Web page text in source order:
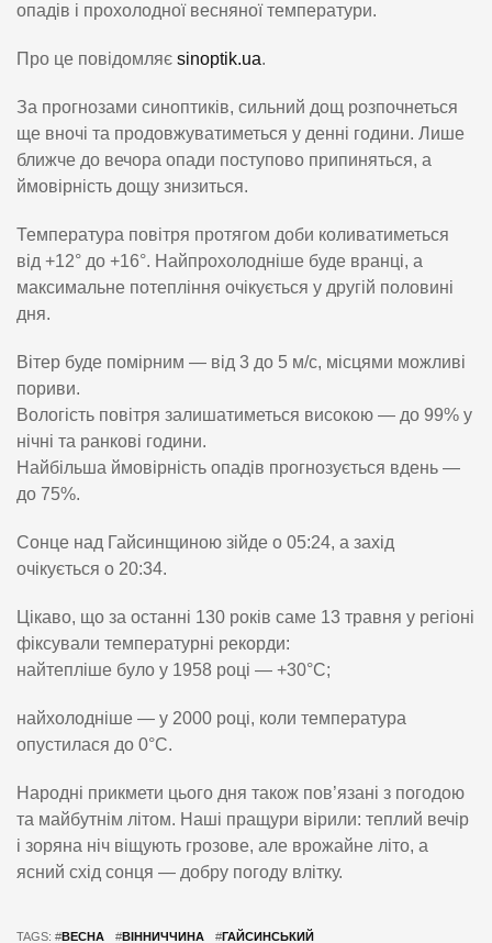
опадів і прохолодної весняної температури.
Про це повідомляє sinoptik.ua.
За прогнозами синоптиків, сильний дощ розпочнеться
ще вночі та продовжуватиметься у денні години. Лише
ближче до вечора опади поступово припиняться, а
ймовірність дощу знизиться.
Температура повітря протягом доби коливатиметься
від +12° до +16°. Найпрохолодніше буде вранці, а
максимальне потепління очікується у другій половині
дня.
Вітер буде помірним — від 3 до 5 м/с, місцями можливі
пориви.
Вологість повітря залишатиметься високою — до 99% у
нічні та ранкові години.
Найбільша ймовірність опадів прогнозується вдень —
до 75%.
Сонце над Гайсинщиною зійде о 05:24, а захід
очікується о 20:34.
Цікаво, що за останні 130 років саме 13 травня у регіоні
фіксували температурні рекорди:
найтепліше було у 1958 році — +30°C;
найхолодніше — у 2000 році, коли температура
опустилася до 0°C.
Народні прикмети цього дня також пов’язані з погодою
та майбутнім літом. Наші пращури вірили: теплий вечір
і зоряна ніч віщують грозове, але врожайне літо, а
ясний схід сонця — добру погоду влітку.
TAGS: #ВЕСНА #ВІННИЧЧИНА #ГАЙСИНСЬКИЙ